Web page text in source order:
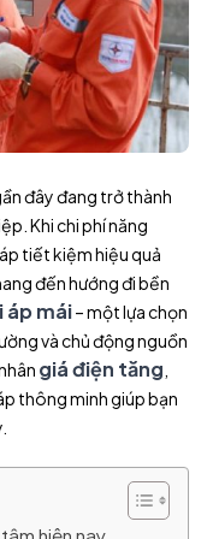
đây đang trở thành
Khi chi phí năng
tiết kiệm hiệu quả
đến hướng đi bền
áp mái– một lựa chọn
và chủ động nguồn
giá điện tăng
thông minh giúp bạn
hiện nay